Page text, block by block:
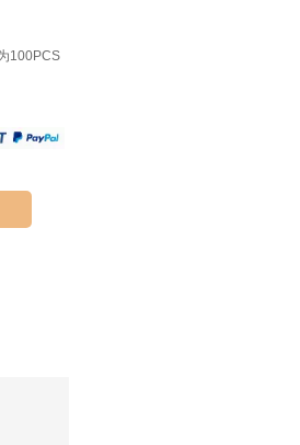
100PCS